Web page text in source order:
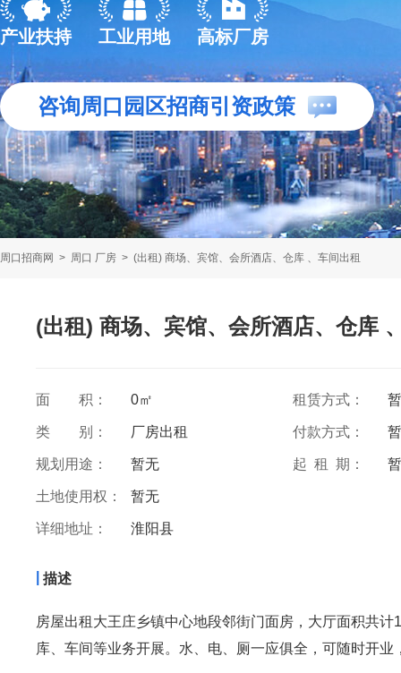
产业扶持 工业用地 高标厂房
咨询周口园区招商引资政策
周口招商网 > 周口 厂房 > (出租) 商场、宾馆、会所酒店、仓库 、车间出租
(出租) 商场、宾馆、会所酒店、仓库
面 积： 0㎡ 租赁方式：
类 别： 厂房出租 付款方式：
规划用途： 暂无 起 租 期：
土地使用权： 暂无
详细地址： 淮阳县
描述
房屋出租大王庄乡镇中心地段邻街门面房，大厅面积共
库、车间等业务开展。水、电、厕一应俱全，可随时开业